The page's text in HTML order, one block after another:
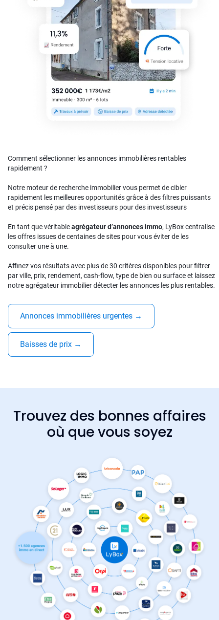
Comment sélectionner les annonces immobilières rentables
rapidement ?
Notre moteur de recherche immobilier vous permet de cibler
rapidement les meilleures opportunités grâce à des filtres puissants
et précis pensé par des investisseurs pour des investisseurs
En tant que véritableagrégateur d’annonces immo, LyBox centralise
les offres issues de centaines de sites pour vous éviter de les
consulter une à une.
Affinez vos résultats avec plus de 30 critères disponibles pour filtrer
par ville, prix, rendement, cash-flow, type de bien ou surface et laissez
notre agrégateur immobilier détecter les annonces les plus rentables.
Annonces immobilières urgentes →
Baisses de prix →
Trouvez des bonnes affaires
où que vous soyez